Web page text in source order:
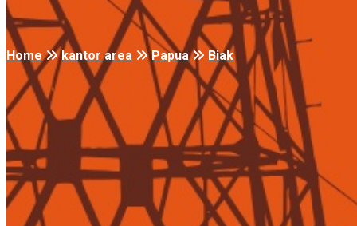
Home kantor area Papua Biak